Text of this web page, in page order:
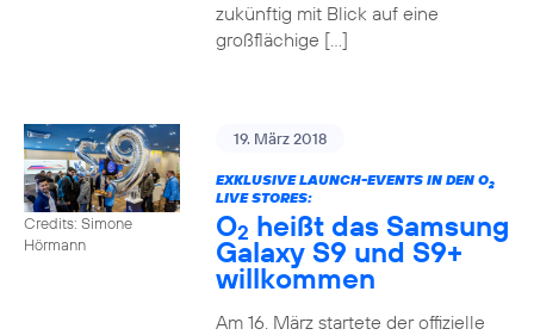
zukünftig mit Blick auf eine
großflächige […]
Credits: Simone
Hörmann
19. März 2018
EXKLUSIVE LAUNCH-EVENTS IN DEN O2
LIVE STORES:
O2 heißt das Samsung
Galaxy S9 und S9+
willkommen
Am 16. März startete der offizielle